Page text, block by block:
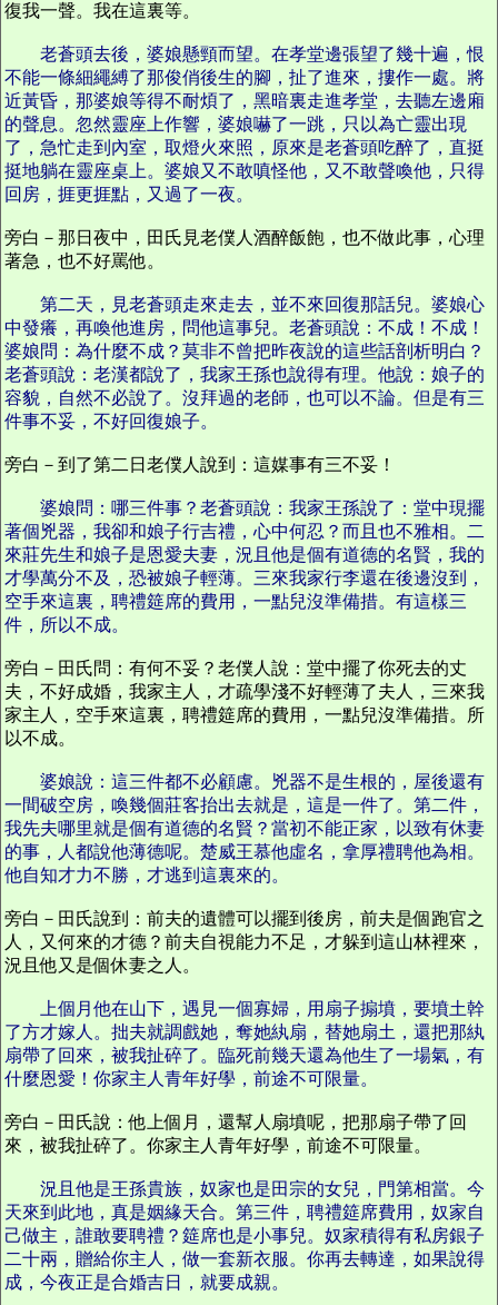
復我一聲。我在這裏等。
老蒼頭去後，婆娘懸頸而望。在孝堂邊張望了幾十遍，恨
不能一條細繩縛了那俊俏後生的腳，扯了進來，摟作一處。將
近黃昏，那婆娘等得不耐煩了，黑暗裏走進孝堂，去聽左邊廂
的聲息。忽然靈座上作響，婆娘嚇了一跳，只以為亡靈出現
了，急忙走到內室，取燈火來照，原來是老蒼頭吃醉了，直挺
挺地躺在靈座桌上。婆娘又不敢嗔怪他，又不敢聲喚他，只得
回房，捱更捱點，又過了一夜。
旁白－那日夜中，田氏見老僕人酒醉飯飽，也不做此事，心理
著急，也不好罵他。
第二天，見老蒼頭走來走去，並不來回復那話兒。婆娘心
中發癢，再喚他進房，問他這事兒。老蒼頭說：不成！不成！
婆娘問：為什麼不成？莫非不曾把昨夜說的這些話剖析明白？
老蒼頭說：老漢都說了，我家王孫也說得有理。他說：娘子的
容貌，自然不必說了。沒拜過的老師，也可以不論。但是有三
件事不妥，不好回復娘子。
旁白－到了第二日老僕人說到：這媒事有三不妥！
婆娘問：哪三件事？老蒼頭說：我家王孫說了：堂中現擺
著個兇器，我卻和娘子行吉禮，心中何忍？而且也不雅相。二
來莊先生和娘子是恩愛夫妻，況且他是個有道德的名賢，我的
才學萬分不及，恐被娘子輕薄。三來我家行李還在後邊沒到，
空手來這裏，聘禮筵席的費用，一點兒沒準備措。有這樣三
件，所以不成。
旁白－田氏問：有何不妥？老僕人說：堂中擺了你死去的丈
夫，不好成婚，我家主人，才疏學淺不好輕薄了夫人，三來我
家主人，空手來這裏，聘禮筵席的費用，一點兒沒準備措。所
以不成。
婆娘說：這三件都不必顧慮。兇器不是生根的，屋後還有
一間破空房，喚幾個莊客抬出去就是，這是一件了。第二件，
我先夫哪里就是個有道德的名賢？當初不能正家，以致有休妻
的事，人都說他薄德呢。楚威王慕他虛名，拿厚禮聘他為相。
他自知才力不勝，才逃到這裏來的。
旁白－田氏說到：前夫的遺體可以擺到後房，前夫是個跑官之
人，又何來的才德？前夫自視能力不足，才躲到這山林裡來，
況且他又是個休妻之人。
上個月他在山下，遇見一個寡婦，用扇子搧墳，要墳土幹
了方才嫁人。拙夫就調戲她，奪她紈扇，替她扇土，還把那紈
扇帶了回來，被我扯碎了。臨死前幾天還為他生了一場氣，有
什麼恩愛！你家主人青年好學，前途不可限量。
旁白－田氏說：他上個月，還幫人扇墳呢，把那扇子帶了回
來，被我扯碎了。你家主人青年好學，前途不可限量。
況且他是王孫貴族，奴家也是田宗的女兒，門第相當。今
天來到此地，真是姻緣天合。第三件，聘禮筵席費用，奴家自
己做主，誰敢要聘禮？筵席也是小事兒。奴家積得有私房銀子
二十兩，贈給你主人，做一套新衣服。你再去轉達，如果說得
成，今夜正是合婚吉日，就要成親。